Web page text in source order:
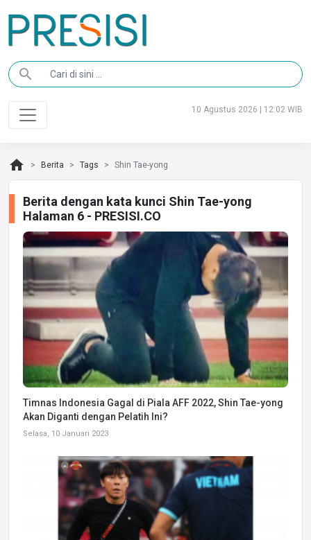
search
10 Agustus 2026 | 12:02 WIB
home Berita Tags Shin Tae-yong
Berita dengan kata kunci Shin Tae-yong
Halaman 6 - PRESISI.CO
Timnas Indonesia Gagal di Piala AFF 2022, Shin Tae-yong
Akan Diganti dengan Pelatih Ini?
Selasa, 10 Januari 2023